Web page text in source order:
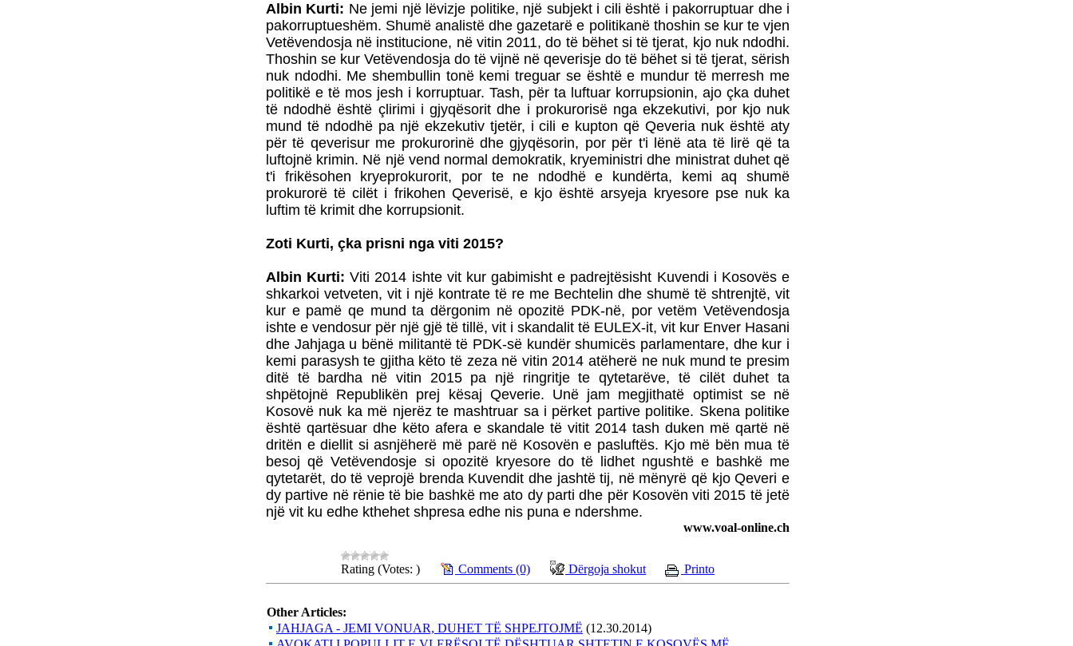
Albin Kurti: Ne jemi një lëvizje politike, një subjekt i cili është i pakorruptuar dhe i
pakorruptueshëm. Shumë analistë dhe gazetarë e politikanë thoshin se kur te vjen
Vetëvendosja në institucione, në vitin 2011, do të bëhet si të tjerat, kjo nuk ndodhi.
Thoshin se kur Vetëvendosja do të vijnë në qeverisje do të bëhet si të tjerat, sërish
nuk ndodhi. Me shembullin tonë kemi treguar se është e mundur të merresh me
politikë e të mos jesh i korruptuar. Tash, për ta luftuar korrupsionin, ajo çka duhet
të ndodhë është çlirimi i gjyqësorit dhe i prokurorisë nga ekzekutivi, por kjo nuk
mund të ndodhë pa një ekzekutiv tjetër, i cili e kupton që Qeveria nuk është aty
për të qeverisur me prokurorinë dhe gjyqësorin, por për t'i lënë ata të lirë që ta
luftojnë krimin. Në një vend normal demokratik, kryeministri dhe ministrat duhet që
t'i frikësohen kryeprokurorit, por te ne ndodhë e kundërta, kemi aq shumë
prokurorë të cilët i frikohen Qeverisë, e kjo është arsyeja kryesore pse nuk ka
luftim të krimit dhe korrupsionit.
Zoti Kurti, çka prisni nga viti 2015?
Albin Kurti:Viti 2014 ishte vit kur gabimisht e padrejtësisht Kuvendi i Kosovës e
shkarkoi vetveten, vit i një kontrate të re me Bechtelin dhe shumë të shtrenjtë, vit
kur e pamë qe mund ta dërgonim në opozitë PDK-në, por vetëm Vetëvendosja
ishte e vendosur për një gjë të tillë, vit i skandalit të EULEX-it, vit kur Enver Hasani
dhe Jahjaga u bënë militantë të PDK-së kundër shumicës parlamentare, dhe kur i
kemi parasysh te gjitha këto të zeza në vitin 2014 atëherë ne nuk mund te presim
ditë të bardha në vitin 2015 pa një ringritje te qytetarëve, të cilët duhet ta
shpëtojnë Republikën prej kësaj Qeverie. Unë jam megjithatë optimist se në
Kosovë nuk ka më njerëz te mashtruar sa i përket partive politike. Skena politike
është qartësuar dhe këto afera e skandale të vitit 2014 tash duken më qartë në
dritën e diellit si asnjëherë më parë në Kosovën e pasluftës. Kjo më bën mua të
besoj që Vetëvendosje si opozitë kryesore do të lidhet ngushtë e bashkë me
qytetarët, do të veprojë brenda Kuvendit dhe jashtë tij, në mënyrë që kjo Qeveri e
dy partive në rënie të bie bashkë me ato dy parti dhe për Kosovën viti 2015 të jetë
një vit ku edhe kthehet shpresa edhe nis puna e ndershme.
www.voal-online.ch
Rating (Votes: ) Comments (0) Dërgoja shokut Printo
Other Articles:
JAHJAGA - JEMI VONUAR, DUHET TË SHPEJTOJMË (12.30.2014)